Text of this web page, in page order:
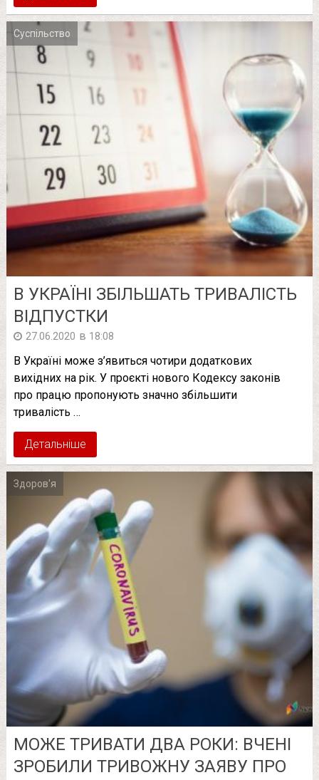
Суспільство
В УКРАЇНІ ЗБІЛЬШАТЬ ТРИВАЛІСТЬ
ВІДПУСТКИ
27.06.2020 в 18:08
В Україні може з’явиться чотири додаткових
вихідних на рік. У проєкті нового Кодексу законів
про працю пропонують значно збільшити
тривалість …
Детальніше
Здоров'я
МОЖЕ ТРИВАТИ ДВА РОКИ: ВЧЕНІ
ЗРОБИЛИ ТРИВОЖНУ ЗАЯВУ ПРО